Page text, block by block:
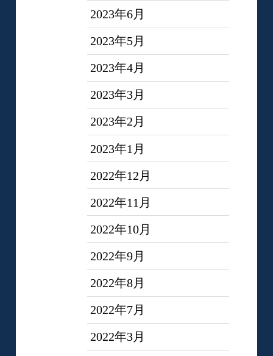
2023年6月
2023年5月
2023年4月
2023年3月
2023年2月
2023年1月
2022年12月
2022年11月
2022年10月
2022年9月
2022年8月
2022年7月
2022年3月